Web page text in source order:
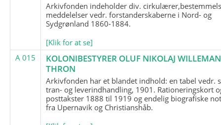
Arkivfonden indeholder div.
meddelelser vedr. forstanderskaberne i Nord- og
Sydgrønland 1860-1884.
[Klik for at se]
A 015
KOLONIBESTYRER OLUF NIKOLAJ
THRON
Arkivfonden har et blandet indhold: en tabel vedr.
tran- og leverindhandling, 1901. Rationeringskort
posttakster 1888 til 1919 og endelig biografiske
fra Upernavik og Christianshåb.